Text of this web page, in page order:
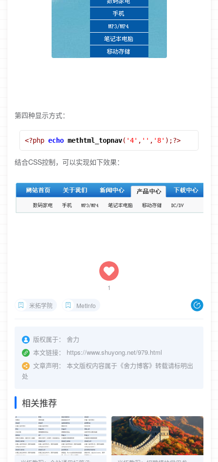
第四种显示方式：
<?php echo methtml_topnav( '4' , '' , '8' );?>
结合CSS控制，可以实现如下效果：
1
米拓学院 MetInfo
版权属于：
舍力
本文链接：
https://www.shuyong.net/979.html
文章声明：
本文版权内容属于《舍力博客》转载请标明出
处
相关推荐